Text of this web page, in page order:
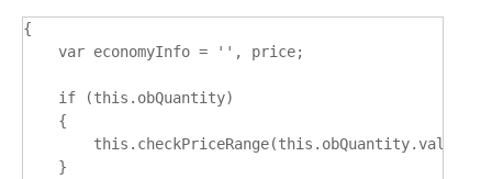
{
    var economyInfo = '', price;
    if (this.obQuantity)
    {
        this.checkPriceRange(this.obQuantity.value);
    }